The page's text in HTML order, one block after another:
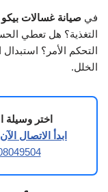
في صيانة غسالات بيكو
التغذية؟ هل تعطي
التحكم الأمر؟
الخلل.
اختر وسيلة
ابدأ الاتصال الآن: